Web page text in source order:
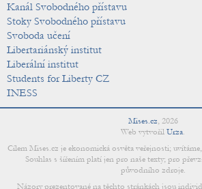
Kanál Svobodného přístavu
Stoky Svobodného přístavu
Svoboda učení
Libertariánský institut
Liberální institut
Students for Liberty CZ
INESS
Mises.cz, 2026
Web vytvořil Urza.
Cílem Mises.cz je ekonomická osvěta veřejnosti;
Souhlas s šířením platí jen pro naše texty; pro
původního zdroje.
Názory prezentované na těchto stránkách jsou